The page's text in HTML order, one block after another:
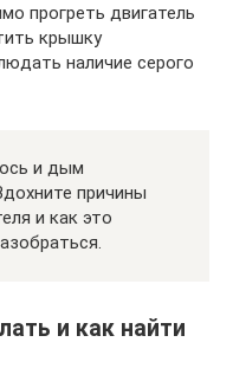
прогреть двигатель
крышку
наличие серого
и дым
причины
и как это
и как найти